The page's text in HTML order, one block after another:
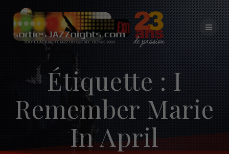
Skip
to
content
Étiquette :I
Remember Marie
In April